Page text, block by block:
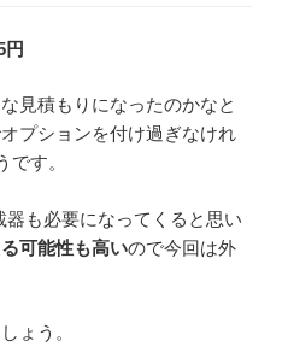
円
見積もりになったのかなと
プションを付け過ぎなけれ
です。
も必要になってくると思い
可能性も高いので今回は外
ょう。